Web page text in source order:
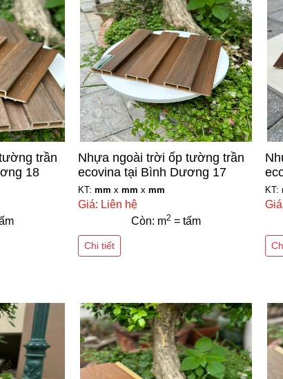
trần
18
Nhựa ngoài trời ốp tường trần
ecovina tại Bình Dương 17
KT: mm x mm x mm
Giá: Liên hệ
Còn: m2 = tấm
Chi tiết
KT: